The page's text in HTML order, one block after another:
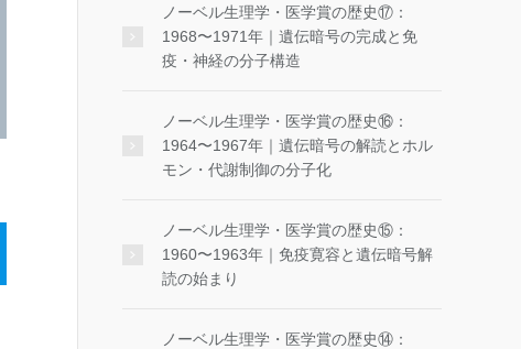
ノーベル生理学・医学賞の歴史⑰：
1968〜1971年｜遺伝暗号の完成と免
疫・神経の分子構造
ノーベル生理学・医学賞の歴史⑯：
1964〜1967年｜遺伝暗号の解読とホル
モン・代謝制御の分子化
ノーベル生理学・医学賞の歴史⑮：
1960〜1963年｜免疫寛容と遺伝暗号解
読の始まり
ノーベル生理学・医学賞の歴史⑭：